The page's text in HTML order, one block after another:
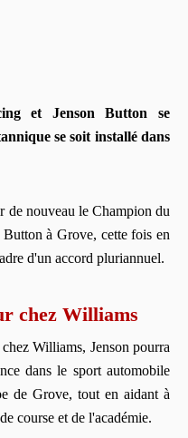
et Jenson Button se
se soit installé dans
de nouveau le Champion du
à Grove, cette fois en
d'un accord pluriannuel.
chez Williams
Williams, Jenson pourra
dans le sport automobile
de Grove, tout en aidant à
course et de l'académie.